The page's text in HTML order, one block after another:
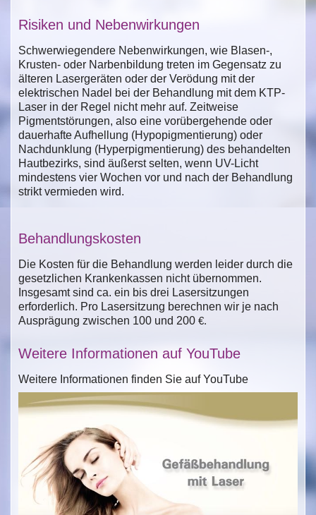
Risiken und Nebenwirkungen
Schwerwiegendere Nebenwirkungen, wie Blasen-,
Krusten- oder Narbenbildung treten im Gegensatz zu
älteren Lasergeräten oder der Verödung mit der
elektrischen Nadel bei der Behandlung mit dem KTP-
Laser in der Regel nicht mehr auf. Zeitweise
Pigmentstörungen, also eine vorübergehende oder
dauerhafte Aufhellung (Hypopigmentierung) oder
Nachdunklung (Hyperpigmentierung) des behandelten
Hautbezirks, sind äußerst selten, wenn UV-Licht
mindestens vier Wochen vor und nach der Behandlung
strikt vermieden wird.
Behandlungskosten
Die Kosten für die Behandlung werden leider durch die
gesetzlichen Krankenkassen nicht übernommen.
Insgesamt sind ca. ein bis drei Lasersitzungen
erforderlich. Pro Lasersitzung berechnen wir je nach
Ausprägung zwischen 100 und 200 €.
Weitere Informationen auf YouTube
Weitere Informationen finden Sie auf YouTube